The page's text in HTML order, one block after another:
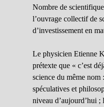
Nombre de
l’ouvrage collectif de
d’investissement en
Le physicien Etienne
prétexte que « c’est
science du même nom
spéculatives et
niveau d’aujourd’hui ;